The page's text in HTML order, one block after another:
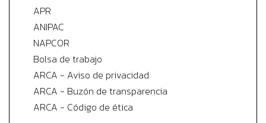
APR
ANIPAC
NAPCOR
Bolsa de trabajo
ARCA - Aviso de privacidad
ARCA - Buzón de transparencia
ARCA - Código de ética